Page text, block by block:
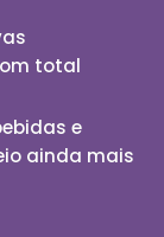
total
e
ainda mais